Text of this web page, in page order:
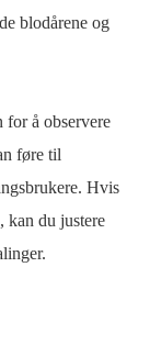
blodårene og
for å observere
føre til
Hvis
kan du justere